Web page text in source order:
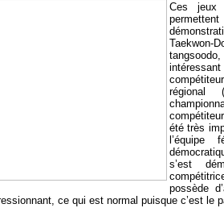
Ces jeux
Taekwon-
régional
été très
l’équipe
s’est
possède
ce qui est normal puisque c’est le